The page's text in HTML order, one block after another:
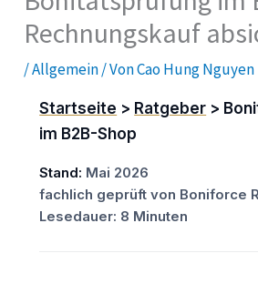
Rechnungskauf
/Allgemein/ VonCao Hung Nguyen
Startseite > Ratgeber >
im B2B-Shop
Stand: Mai 2026
fachlich geprüft von Boniforce
Lesedauer: 8 Minuten